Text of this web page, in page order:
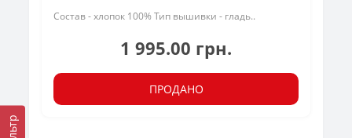
Состав - хлопок 100% Тип вышивки - гладь..
1 995.00 грн.
ПРОДАНО